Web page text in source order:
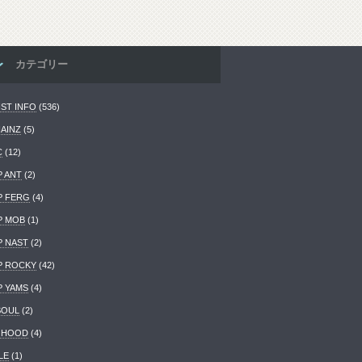
カテゴリー
INFO (536)
(5)
(12)
ANT (2)
FERG (4)
MOB (1)
NAST (2)
ROCKY (42)
YAMS (4)
(2)
(4)
(1)